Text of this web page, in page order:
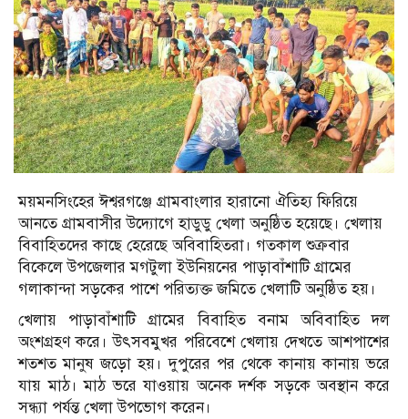
ময়মনসিংহের ঈশ্বরগঞ্জে গ্রামবাংলার হারানো ঐতিহ্য ফিরিয়ে
আনতে গ্রামবাসীর উদ্যোগে হাডুডু খেলা অনুষ্ঠিত হয়েছে। খেলায়
বিবাহিতদের কাছে হেরেছে অবিবাহিতরা। গতকাল শুক্রবার
বিকেলে উপজেলার মগটুলা ইউনিয়নের পাড়াবাঁশাটি গ্রামের
গলাকান্দা সড়কের পাশে পরিত্যক্ত জমিতে খেলাটি অনুষ্ঠিত হয়।
খেলায় পাড়াবাঁশাটি গ্রামের বিবাহিত বনাম অবিবাহিত দল
অংশগ্রহণ করে। উৎসবমুখর পরিবেশে খেলায় দেখতে আশপাশের
শতশত মানুষ জড়ো হয়। দুপুরের পর থেকে কানায় কানায় ভরে
যায় মাঠ। মাঠ ভরে যাওয়ায় অনেক দর্শক সড়কে অবস্থান করে
সন্ধ্যা পর্যন্ত খেলা উপভোগ করেন।